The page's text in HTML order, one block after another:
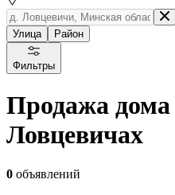
Улица Район
Фильтры
Продажа дома
Ловцевичах
0 объявлений